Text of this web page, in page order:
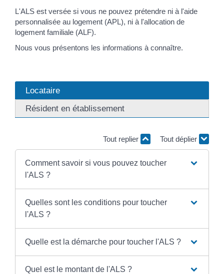
L'ALS est versée si vous ne pouvez prétendre ni à l'aide
personnalisée au logement (APL), ni à l'allocation de
logement familiale (ALF).
Nous vous présentons les informations à connaître.
Locataire
Résident en établissement
Tout replier Tout déplier
Comment savoir si vous pouvez toucher
l'ALS ?
Quelles sont les conditions pour toucher
l'ALS ?
Quelle est la démarche pour toucher l'ALS ?
Quel est le montant de l'ALS ?